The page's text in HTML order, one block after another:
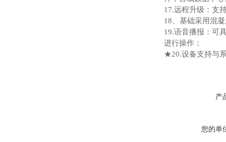
17.远程升级：支
18、基础采用混
19.语音播报：可
进行操作；
★20.设备支持与
产
您的单